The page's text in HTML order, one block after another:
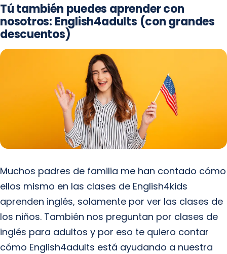
Tú también puedes aprender con
nosotros: English4adults (con grandes
descuentos)
Muchos padres de familia me han contado cómo
ellos mismo en las clases de English4kids
aprenden inglés, solamente por ver las clases de
los niños. También nos preguntan por clases de
inglés para adultos y por eso te quiero contar
cómo English4adults está ayudando a nuestra